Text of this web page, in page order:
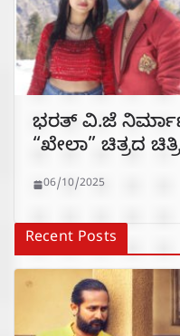
ಭರತ್ ವಿ.ಜೆ
“ಖೇಲಾ” ಚಿತ್ರದ
06/10/2025
Recent Posts